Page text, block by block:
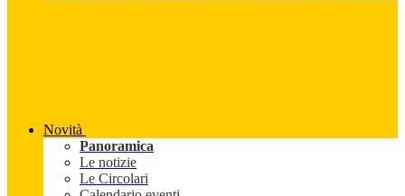
Novità
Panoramica
Le notizie
Le Circolari